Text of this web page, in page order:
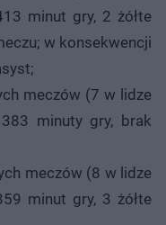
minut gry, 2 żółte
w konsekwencji
meczów (7 w lidze
minuty gry, brak
meczów (8 w lidze
minut gry, 3 żółte